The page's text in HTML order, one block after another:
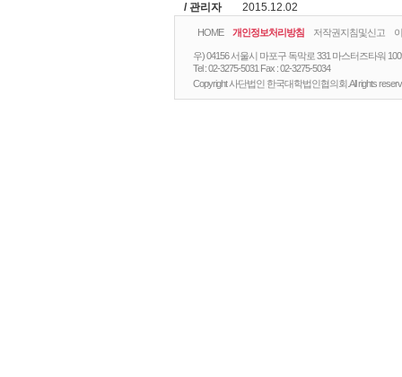
/ 관리자
2015.12.02
HOME 개인정보처리방침 저작권지침및신고
우) 04156 서울시 마포구 독막로 331 마스터즈타워
Tel :02-3275-5031 Fax :02-3275-5034
Copyright 사단법인 한국대학법인협의회.All rights